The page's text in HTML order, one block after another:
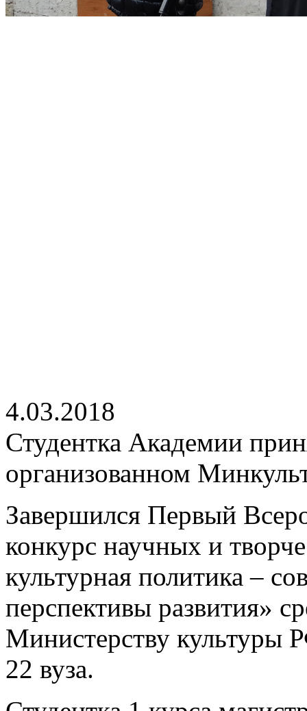
4.03.2018
Студентка Академии
организованном
Завершился Первый
конкурс научных и
культурная политика –
перспективы развития»
Министерству культуры
22 вуза.